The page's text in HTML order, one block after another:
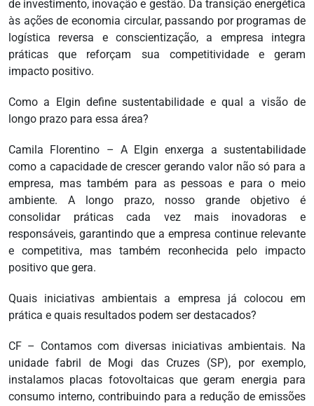
de investimento, inovação e gestão. Da transição energética
às ações de economia circular, passando por programas de
logística reversa e conscientização, a empresa integra
práticas que reforçam sua competitividade e geram
impacto positivo.
Como a Elgin define sustentabilidade e qual a visão de
longo prazo para essa área?
Camila Florentino – A Elgin enxerga a sustentabilidade
como a capacidade de crescer gerando valor não só para a
empresa, mas também para as pessoas e para o meio
ambiente. A longo prazo, nosso grande objetivo é
consolidar práticas cada vez mais inovadoras e
responsáveis, garantindo que a empresa continue relevante
e competitiva, mas também reconhecida pelo impacto
positivo que gera.
Quais iniciativas ambientais a empresa já colocou em
prática e quais resultados podem ser destacados?
CF – Contamos com diversas iniciativas ambientais. Na
unidade fabril de Mogi das Cruzes (SP), por exemplo,
instalamos placas fotovoltaicas que geram energia para
consumo interno, contribuindo para a redução de emissões